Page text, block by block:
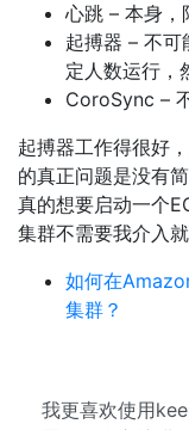
心跳 – 本身，
起搏器 – 不
定人数运行，
CoroSync –
起搏器工作得很好
的真正问题是没有
真的想要启动一个
集群不需要我介入就
如何在
集群？
我更喜欢使用